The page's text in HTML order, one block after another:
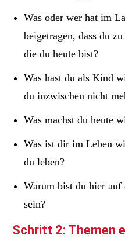
Was oder wer hat im
beigetragen, dass du
die du heute bist?
Was hast du als Kind
du inzwischen nicht
Was machst du heute
Was ist dir im Leben
du leben?
Warum bist du hier
sein?
Schritt 2: Themen